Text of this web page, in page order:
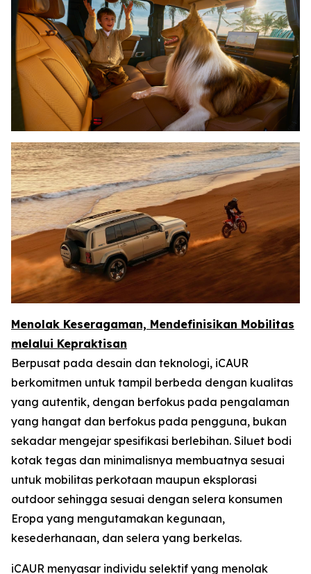
Menolak Keseragaman, Mendefinisikan Mobilitas
melalui Kepraktisan
Berpusat pada desain dan teknologi, iCAUR
berkomitmen untuk tampil berbeda dengan kualitas
yang autentik, dengan berfokus pada pengalaman
yang hangat dan berfokus pada pengguna, bukan
sekadar mengejar spesifikasi berlebihan. Siluet bodi
kotak tegas dan minimalisnya membuatnya sesuai
untuk mobilitas perkotaan maupun eksplorasi
outdoor sehingga sesuai dengan selera konsumen
Eropa yang mengutamakan kegunaan,
kesederhanaan, dan selera yang berkelas.
iCAUR menyasar individu selektif yang menolak